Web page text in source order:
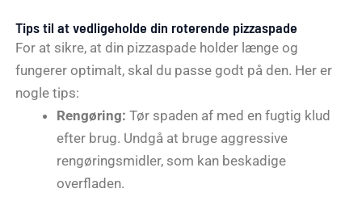
Tips til at vedligeholde din roterende pizzaspade
For at sikre, at din pizzaspade holder længe og
fungerer optimalt, skal du passe godt på den. Her er
nogle tips:
Rengøring: Tør spaden af med en fugtig klud
efter brug. Undgå at bruge aggressive
rengøringsmidler, som kan beskadige
overfladen.